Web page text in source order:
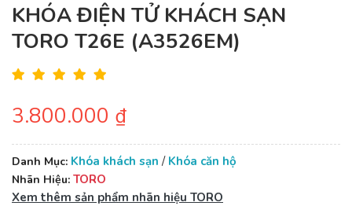
KHÓA ĐIỆN TỬ KHÁCH SẠN
TORO T26E (A3526EM)
3.800.000 ₫
Danh Mục: Khóa khách sạn / Khóa căn hộ
Nhãn Hiệu: TORO
Xem thêm sản phẩm nhãn hiệu TORO